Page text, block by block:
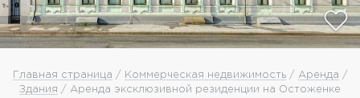
Главная страница / Коммерческая недвижимость/ Аренда /
Здания / Аренда эксклюзивной резиденции на Остоженке